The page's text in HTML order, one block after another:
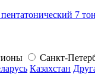
7
Санкт-
Казахстан